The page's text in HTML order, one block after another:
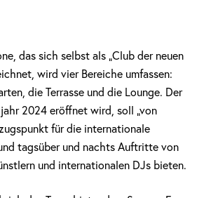
das sich selbst als „Club der neuen
wird vier Bereiche umfassen:
die Terrasse und die Lounge. Der
2024 eröffnet wird, soll „von
für die internationale
tagsüber und nachts Auftritte von
und internationalen DJs bieten.